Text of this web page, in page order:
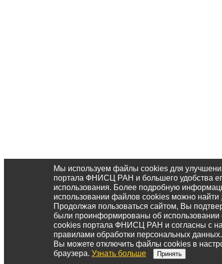
Мы используем файлы cookies для
портала ФНИСЦ РАН и большего удобства
использования. Более подробную
использовании файлов cookies можно найти
Продолжая пользоваться сайтом, Вы
были проинформированы об
cookies портала ФНИСЦ РАН и согласны с
правилами обработки персональных данных.
Вы можете отключить файлы cookies в
браузера. Узнать больше Принять